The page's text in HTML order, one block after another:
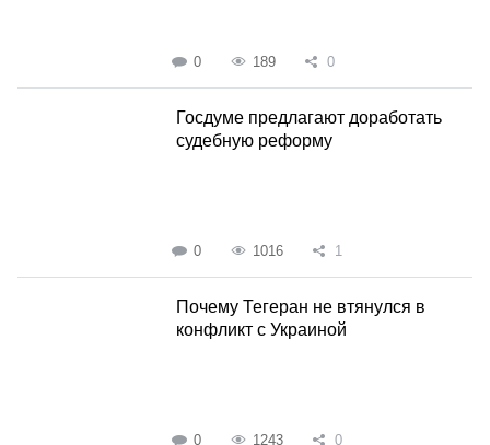
0 189 0
Госдуме предлагают доработать
судебную реформу
0 1016 1
Почему Тегеран не втянулся в
конфликт с Украиной
0 1243 0